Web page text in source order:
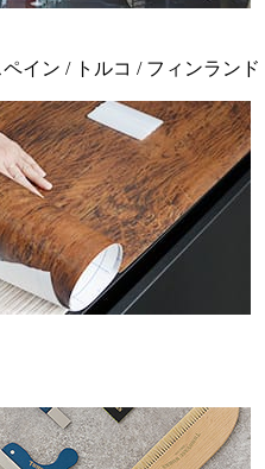
イン / トルコ / フィンランド